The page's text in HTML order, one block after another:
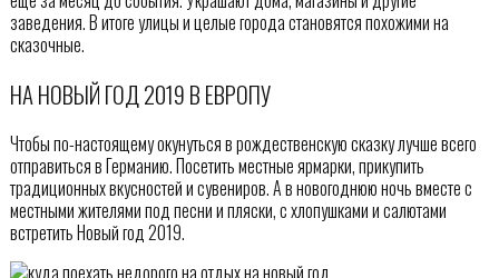
заведения. В итоге улицы и целые города становятся похожими на
сказочные.
НА НОВЫЙ ГОД 2019 В ЕВРОПУ
Чтобы по-настоящему окунуться в рождественскую сказку лучше всего
отправиться в Германию. Посетить местные ярмарки, прикупить
традиционных вкусностей и сувениров. А в новогоднюю ночь вместе с
местными жителями под песни и пляски, с хлопушками и салютами
встретить Новый год 2019.